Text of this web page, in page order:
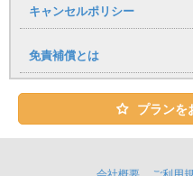
那覇空港到着しましたら出口
下さい。
空港から店舗までの直送のみ料
※領収書の提出が必要となりま
合はジャンボタクシーをご利
※タクシー複数台でご来店の場
致しかねます。
キャンセルポリシー
免責補償とは
プランを
会社概要 ご利用